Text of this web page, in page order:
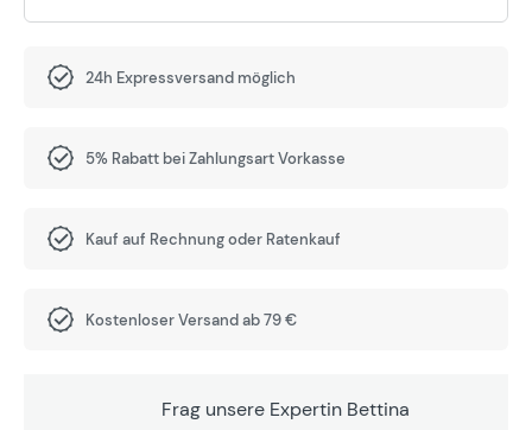
24h Expressversand möglich
5% Rabatt bei Zahlungsart Vorkasse
Kauf auf Rechnung oder Ratenkauf
Kostenloser Versand ab 79 €
Frag unsere Expertin Bettina